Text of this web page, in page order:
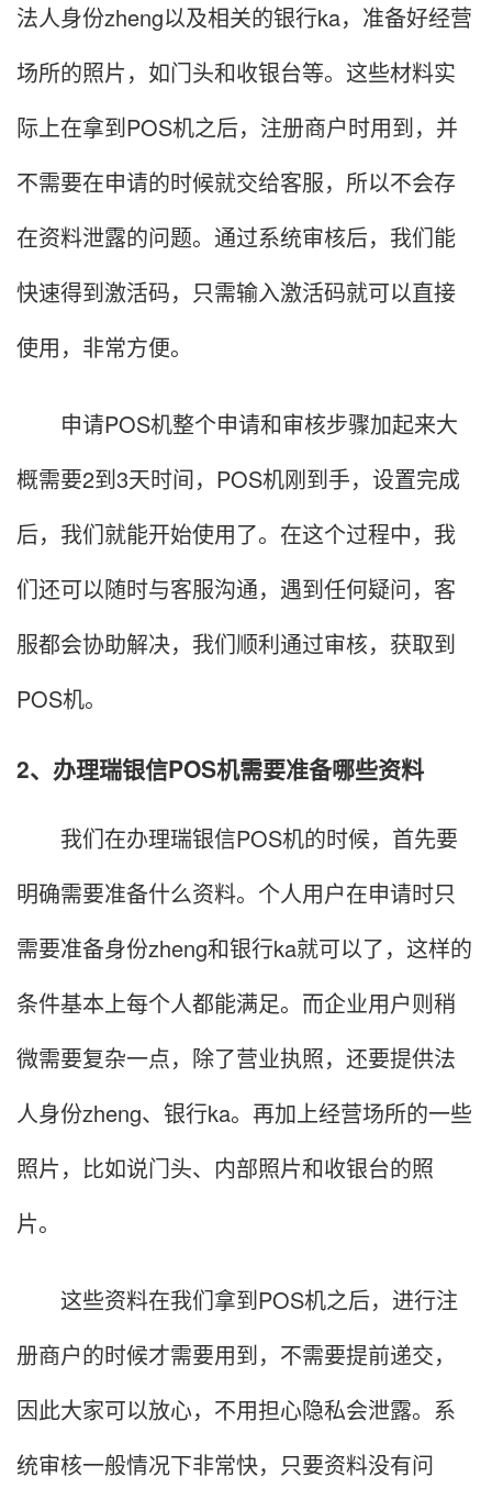
法人身份zheng以及相关的银行ka，准备好经营
场所的照片，如门头和收银台等。这些材料实
际上在拿到POS机之后，注册商户时用到，并
不需要在申请的时候就交给客服，所以不会存
在资料泄露的问题。通过系统审核后，我们能
快速得到激活码，只需输入激活码就可以直接
使用，非常方便。
申请POS机整个申请和审核步骤加起来大
概需要2到3天时间，POS机刚到手，设置完成
后，我们就能开始使用了。在这个过程中，我
们还可以随时与客服沟通，遇到任何疑问，客
服都会协助解决，我们顺利通过审核，获取到
POS机。
2、办理瑞银信POS机需要准备哪些资料
我们在办理瑞银信POS机的时候，首先要
明确需要准备什么资料。个人用户在申请时只
需要准备身份zheng和银行ka就可以了，这样的
条件基本上每个人都能满足。而企业用户则稍
微需要复杂一点，除了营业执照，还要提供法
人身份zheng、银行ka。再加上经营场所的一些
照片，比如说门头、内部照片和收银台的照
片。
这些资料在我们拿到POS机之后，进行注
册商户的时候才需要用到，不需要提前递交，
因此大家可以放心，不用担心隐私会泄露。系
统审核一般情况下非常快，只要资料没有问